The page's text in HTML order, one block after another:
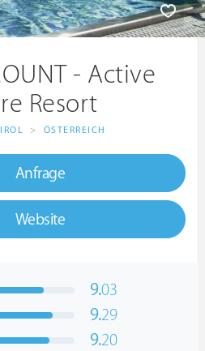
- Active
Resort
> ÖSTERREICH
Anfrage
Website
9.03
9.29
9.20